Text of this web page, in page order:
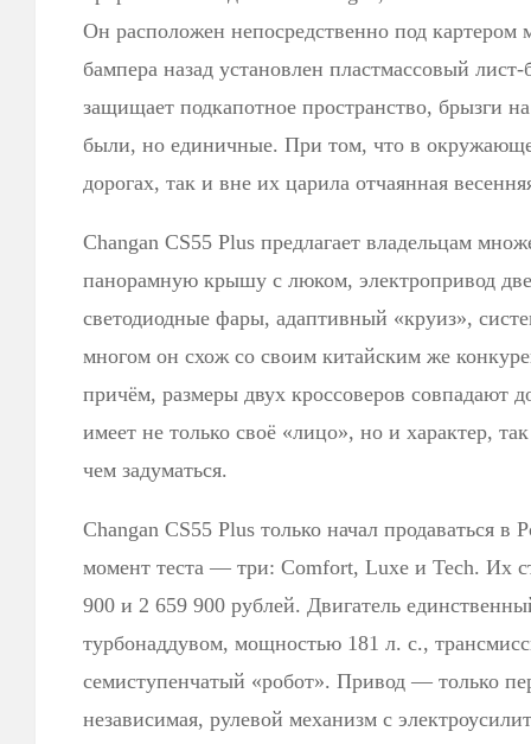
Он расположен непосредственно под картером
бампера назад установлен пластмассовый
защищает подкапотное пространство, брызги
были, но единичные. При том, что в
дорогах, так и вне их царила отчаянная
Changan CS55 Plus предлагает владельцам
панорамную крышу с люком, электропривод
светодиодные фары, адаптивный «круиз»,
многом он схож со своим китайским же
причём, размеры двух кроссоверов совпадают
имеет не только своё «лицо», но и характер,
чем задуматься.
Changan CS55 Plus только начал продаваться в
момент теста — три: Comfort, Luxe и Tech. Их
900 и 2 659 900 рублей. Двигатель
турбонаддувом, мощностью 181 л. с.,
семиступенчатый «робот». Привод — только
независимая, рулевой механизм с